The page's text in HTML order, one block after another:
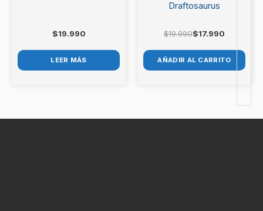
$19.990
LEER MÁS
Draftosaurus
$19.990$17.990
AÑADIR AL CARRITO